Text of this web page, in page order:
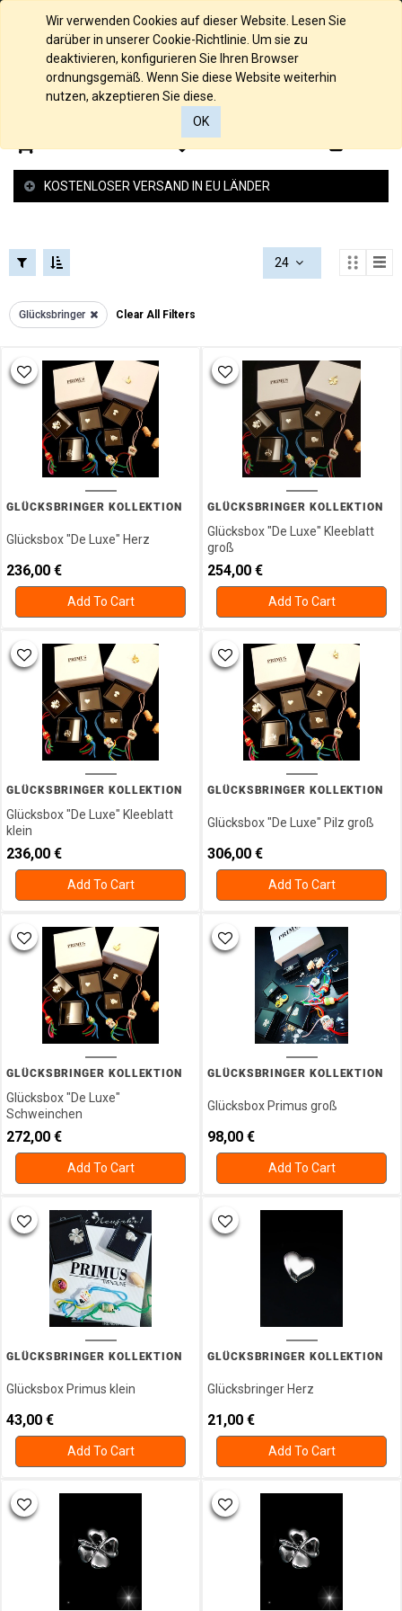
Deutsch
0
Wir verwenden Cookies auf dieser Website. Lesen Sie
darüber in unserer Cookie-Richtlinie. Um sie zu
deaktivieren, konfigurieren Sie Ihren Browser
ordnungsgemäß. Wenn Sie diese Website weiterhin
nutzen, akzeptieren Sie diese.
OK
KOSTENLOSER VERSAND IN EU LÄNDER
24
KOLLEKTIONEN
PREISSPANNE
FILTERS
KATEGORIEN
Alle
Gelbgold
585/000
Palladium
Rosegold
935/000
925/000
Silber
Gold
Anhänger
Silber
Ankerketten
Armband
Armbänder
Creolen
Glücksbox
Ketten
Monats -
Geburtsstein
Ohrclipstecker
Ohrgehänge
Ohrschmuck
Gold
Ohrschmuck
Ohrstecker
Ringmaßband
Sonne
Mond
U.
Sterne
Steinarmbänder
Valentinstag
Warengutschein
Glücksbringer Clear All Filters
GLÜCKSBRINGER KOLLEKTION
Glücksbox "De Luxe" Herz
236,00 €
Add To Cart
GLÜCKSBRINGER KOLLEKTION
Glücksbox "De Luxe" Kleeblatt
groß
254,00 €
Add To Cart
GLÜCKSBRINGER KOLLEKTION
Glücksbox "De Luxe" Kleeblatt
klein
236,00 €
Add To Cart
GLÜCKSBRINGER KOLLEKTION
Glücksbox "De Luxe" Pilz groß
306,00 €
Add To Cart
GLÜCKSBRINGER KOLLEKTION
Glücksbox "De Luxe"
Schweinchen
272,00 €
Add To Cart
GLÜCKSBRINGER KOLLEKTION
Glücksbox Primus groß
98,00 €
Add To Cart
GLÜCKSBRINGER KOLLEKTION
Glücksbox Primus klein
43,00 €
Add To Cart
GLÜCKSBRINGER KOLLEKTION
Glücksbringer Herz
21,00 €
Add To Cart